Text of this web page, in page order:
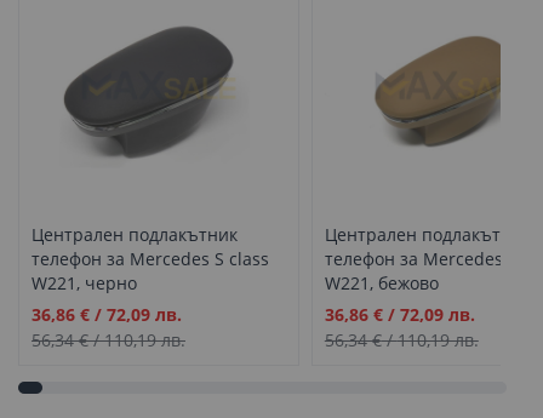
Централен подлакътник
телефон за Mercedes S class
W221, черно
Промо
цена
36,86 € / 72,09 лв.
56,34 €/110,19 лв.
Централен подлакътник
телефон за Mercedes S
W221, бежово
Промо
цена
36,86 €/ 72,09 лв.
56,34 €/110,19 лв.